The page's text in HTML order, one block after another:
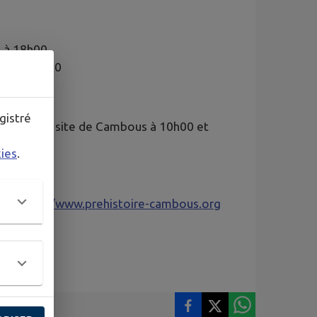
18h00
à 18h00
de 7 ans
le site de Cambous à 10h00 et
https://www.prehistoire-cambous.org
.